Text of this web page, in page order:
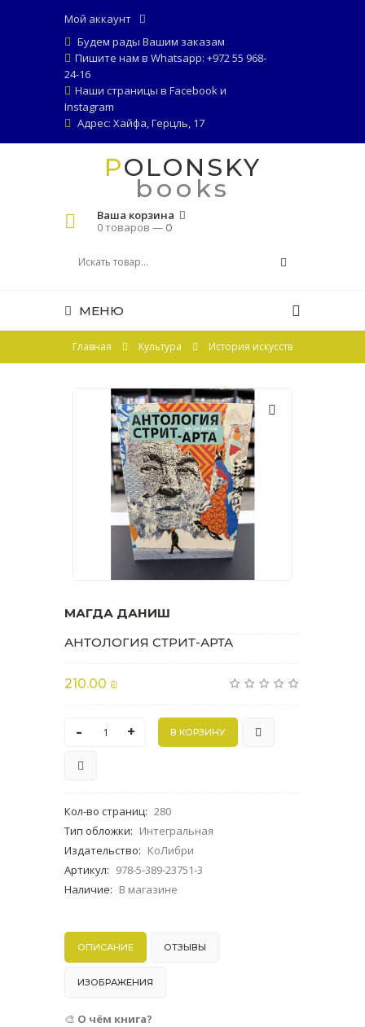
Мой аккаунт
Будем рады Вашим заказам
Пишите нам в Whatsapp: +972 55 968-
24-16
Наши страницы в Facebookи
Instagram
Адрес: Хайфа, Герцль, 17
POLONSKY
books
Ваша корзина
0 товаров —0
МЕНЮ
Главная Культура История искусств
МАГДА ДАНИШ
АНТОЛОГИЯ СТРИТ-АРТА
210.00 ₪
- +
Кол-во страниц: 280
Тип обложки: Интегральная
Издательство: КоЛибри
Артикул: 978-5-389-23751-3
Наличие: В магазине
ОПИСАНИЕ ОТЗЫВЫ
ИЗОБРАЖЕНИЯ
🎨 О чём книга?